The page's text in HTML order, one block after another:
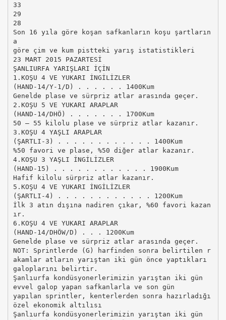
33
29
28
Son 16 yıla göre koşan safkanların koşu şartların
a
göre çim ve kum pistteki yarış istatistikleri
23 MART 2015 PAZARTESİ
ŞANLIURFA YARIŞLARI İÇİN
1.KOŞU 4 VE YUKARI İNGİLİZLER
(HAND-14/Y-1/D) . . . . . . 1400Kum
Genelde plase ve sürpriz atlar arasında geçer.
2.KOŞU 5 VE YUKARI ARAPLAR
(HAND-14/DHÖ) . . . . . . . 1700Kum
50 – 55 kilolu plase ve sürpriz atlar kazanır.
3.KOŞU 4 YAŞLI ARAPLAR
(ŞARTLI-3) . . . . . . . . . . . . 1400Kum
%50 favori ve plase, %50 diğer atlar kazanır.
4.KOŞU 3 YAŞLI İNGİLİZLER
(HAND-15) . . . . . . . . . . . . 1900Kum
Hafif kilolu sürpriz atlar kazanır.
5.KOŞU 4 VE YUKARI İNGİLİZLER
(ŞARTLI-4) . . . . . . . . . . . . 1200Kum
İlk 3 atın dışına nadiren çıkar, %60 favori kazan
ır.
6.KOŞU 4 VE YUKARI ARAPLAR
(HAND-14/DHÖW/D) . . . 1200Kum
Genelde plase ve sürpriz atlar arasında geçer.
NOT: Sprintlerde (G) harfinden sonra belirtilen r
akamlar atların yarıştan iki gün önce yaptıkları
galoplarını belirtir.
Şanlıurfa kondüsyonerlerimizin yarıştan iki gün
evvel galop yapan safkanlarla ve son gün
yapılan sprintler, kenterlerden sonra hazırladığı
özel ekonomik altılısı
Şanlıurfa kondüsyonerlerimizin yarıştan iki gün